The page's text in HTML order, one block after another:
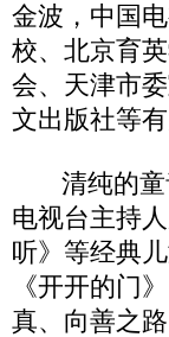
金波，中国
校、北京育
会、天津市
文出版社等
清纯的童
电视台主持
听》等经典
《开开的门
真、向善之